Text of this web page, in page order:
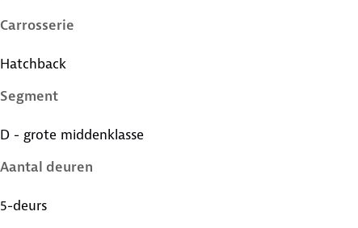
Carrosserie
Hatchback
Segment
D - grote middenklasse
Aantal deuren
5-deurs